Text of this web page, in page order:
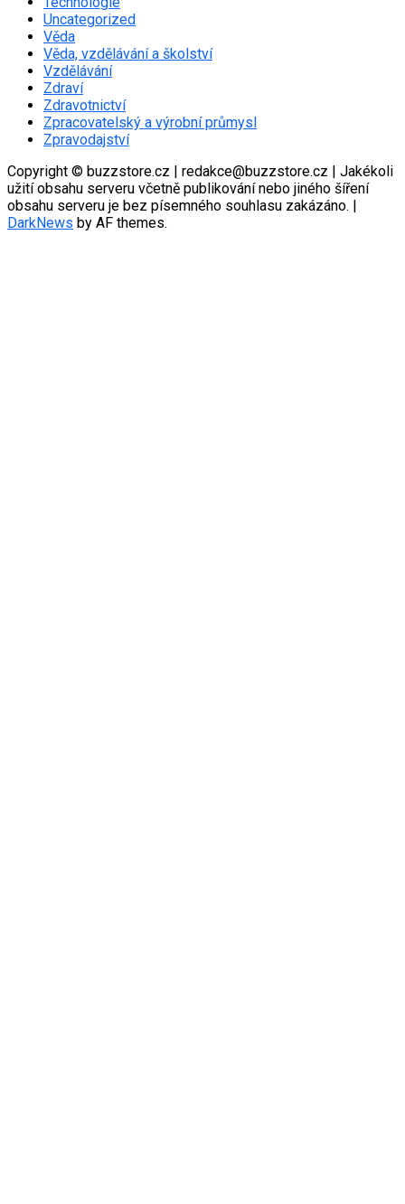
Uncategorized
Věda
Věda, vzdělávání a školství
Vzdělávání
Zdraví
Zdravotnictví
Zpracovatelský a výrobní průmysl
Zpravodajství
Copyright © buzzstore.cz | redakce@buzzstore.cz | Jakékoli
užití obsahu serveru včetně publikování nebo jiného šíření
obsahu serveru je bez písemného souhlasu zakázáno. |
DarkNews by AF themes.